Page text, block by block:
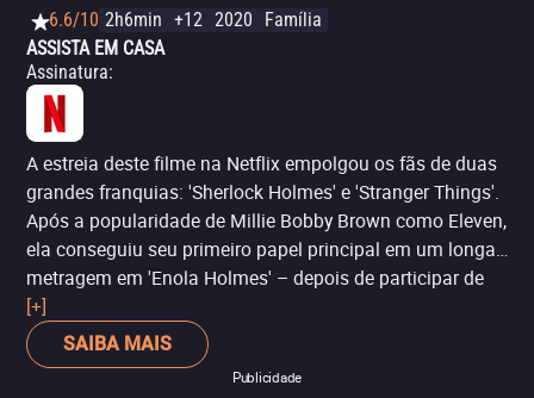
6.6/10 2h6min +12 2020
Família
ASSISTA EM CASA
Assinatura:
A estreia deste filme na Netflix empolgou os fãs de duas
grandes franquias: 'Sherlock Holmes' e 'Stranger Things'.
Após a popularidade de Millie Bobby Brown como Eleven,
ela conseguiu seu primeiro papel principal em um longa-
metragem em 'Enola Holmes' – depois de participar de
'Godzilla II: Rei dos Monstros' com um personagem
secundário. O filme traz uma história divertida, que se
baseia em série de contos centrados na irmã mais nova
[+]
SAIBA MAIS
Publicidade